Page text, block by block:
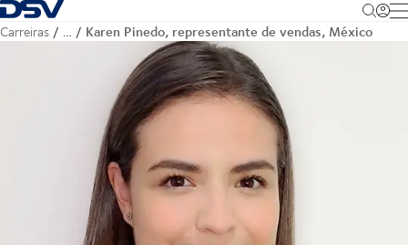
Voltar à página inicial
Carreiras … Karen Pinedo, representante de vendas, México